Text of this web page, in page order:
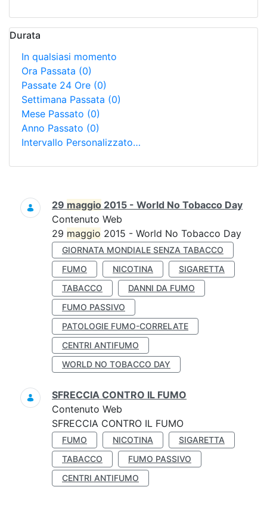
Durata
In qualsiasi momento
Ora Passata (0)
Passate 24 Ore (0)
Settimana Passata (0)
Mese Passato (0)
Anno Passato (0)
Intervallo Personalizzato…
Ricerca
29 maggio 2015 - World No Tobacco Day
Contenuto Web
29 maggio 2015 - World No Tobacco Day
GIORNATA MONDIALE SENZA TABACCO
FUMO
NICOTINA
SIGARETTA
TABACCO
DANNI DA FUMO
FUMO PASSIVO
PATOLOGIE FUMO-CORRELATE
CENTRI ANTIFUMO
WORLD NO TOBACCO DAY
SFRECCIA CONTRO IL FUMO
Contenuto Web
SFRECCIA CONTRO IL FUMO
FUMO NICOTINA
SIGARETTA
TABACCO
FUMO PASSIVO
CENTRI ANTIFUMO